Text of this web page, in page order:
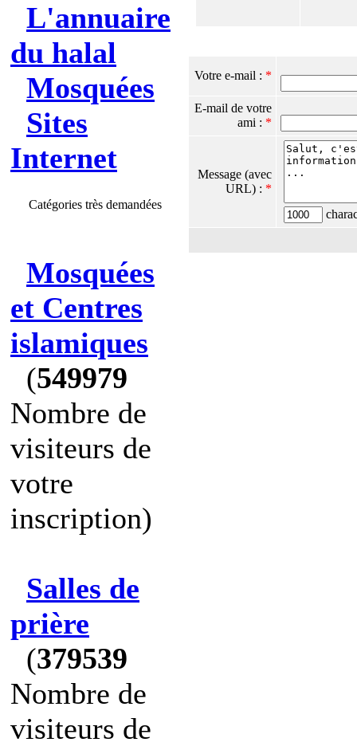
L'annuaire
du halal
Mosquées
Sites
Internet
Catégories très demandées
Mosquées
et Centres
islamiques
(549979
Nombre de
visiteurs de
votre
inscription)
Salles de
prière
(379539
Nombre de
visiteurs de
Votre e-mail : *
E-mail de votre
ami : *
Message (avec
URL) : *